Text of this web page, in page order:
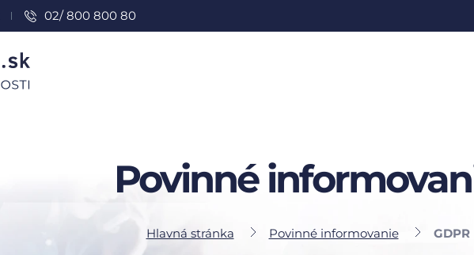
02/ 800 800 80
Povinné
Hlavná stránka Povinné informovanie GDPR